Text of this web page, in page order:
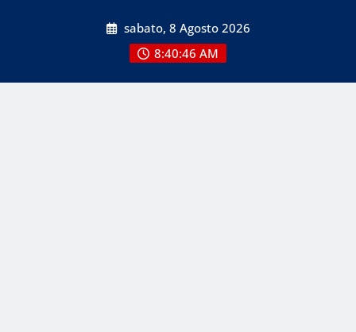
sabato, 8 Agosto 2026
8:40:48 AM